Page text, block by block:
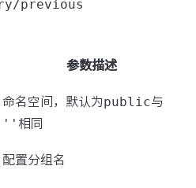
previous
参数描述
命名空间，默认为public与
'' 相同
配置分组名